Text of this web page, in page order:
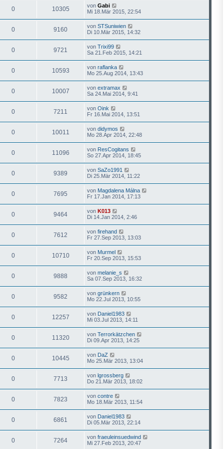
0 10305 von Gabi
Mi 18.Mär 2015, 22:54
0 9160 von STSuniwien
Di 10.Mär 2015, 14:32
0 9721 von Trixi99
Sa 21.Feb 2015, 14:21
0 10593 von raflanka
Mo 25.Aug 2014, 13:43
0 10007 von extramax
Sa 24.Mai 2014, 9:41
0 7211 von Oink
Fr 16.Mai 2014, 13:51
0 10011 von didymos
Mo 28.Apr 2014, 22:48
0 11096 von ResCogitans
So 27.Apr 2014, 18:45
0 9389 von SaZo1991
Di 25.Mär 2014, 11:22
0 7695 von Magdalena Málna
Fr 17.Jan 2014, 17:13
0 9464 von K013
Di 14.Jan 2014, 2:46
0 7612 von firehand
Fr 27.Sep 2013, 13:03
0 10710 von Murmel
Fr 20.Sep 2013, 15:53
0 9888 von melanie_s
Sa 07.Sep 2013, 16:32
0 9582 von grünkern
Mo 22.Jul 2013, 10:55
0 12257 von Daniel1983
Mi 03.Jul 2013, 14:11
0 11320 von Terrorkätzchen
Di 09.Apr 2013, 14:25
0 10445 von DaZ
Mo 25.Mär 2013, 13:04
0 7713 von lgrossberg
Do 21.Mär 2013, 18:02
0 7823 von contre
Mo 18.Mär 2013, 11:54
0 6861 von Daniel1983
Di 05.Mär 2013, 22:14
0 7264 von fraeuleinsuedwind
Mi 27.Feb 2013, 20:47